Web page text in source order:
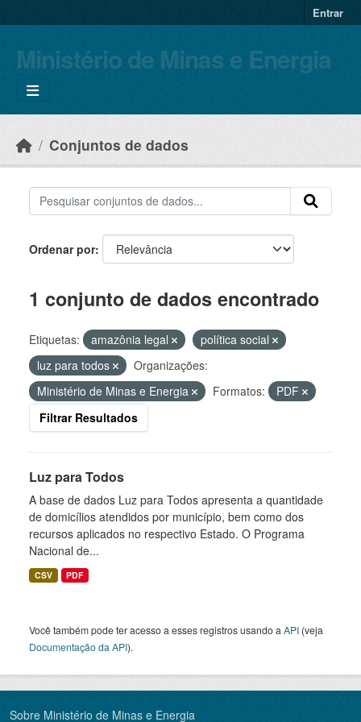
Entrar
Ministério de Minas e Energia
Conjuntos de dados
Ordenar por
1 conjunto de dados encontrado
Etiquetas: amazônia legal
política social
luz para todos
Organizações:
Ministério de Minas e Energia
Formatos:
PDF
Filtrar Resultados
Luz para Todos
A base de dados Luz para Todos apresenta a quantidade
de domicílios atendidos por município, bem como dos
recursos aplicados no respectivo Estado. O Programa
Nacional de...
CSV PDF
Você também pode ter acesso a esses registros usando a API (veja
Documentação da API).
Sobre Ministério de Minas e Energia